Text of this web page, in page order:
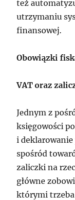
też
utrzymaniu
finansowej.
Obowiązki
VAT oraz
Jednym z
księgowości
i
spośród
zaliczki na
główne
którymi trzeba